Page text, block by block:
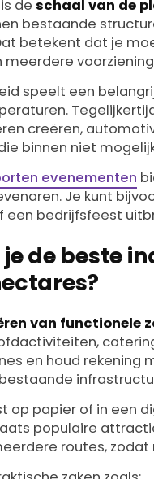
de schaal van de
bestaande
betekent dat je
speelt een
creëren,
binnen niet
evenementen
Je kunt
een bedrijfsfeest
de beste
van functionele
en houd rekening
op papier of in een
populaire
routes,